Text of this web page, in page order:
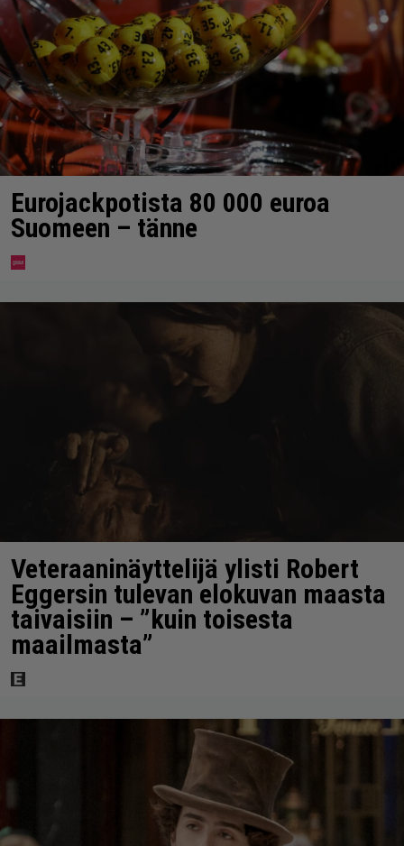
Eurojackpotista 80 000 euroa
Suomeen – tänne
Veteraaninäyttelijä ylisti Robert
Eggersin tulevan elokuvan maasta
taivaisiin – ”kuin toisesta
maailmasta”